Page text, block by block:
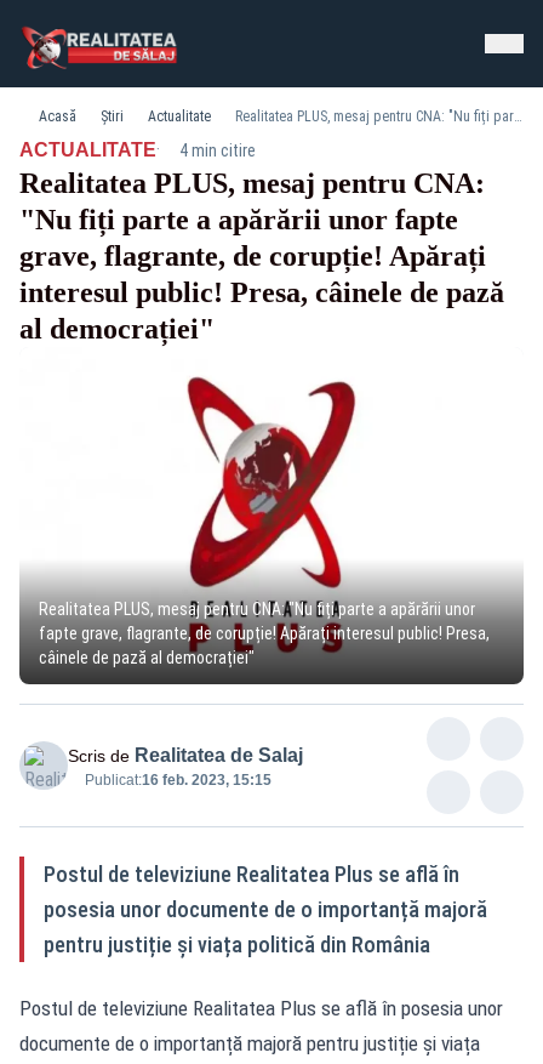
Acasă Știri Actualitate Realitatea PLUS, mesaj pentru CNA: "Nu fiți parte a apărării unor fapte grave, flagrante, de corupție! Apărați interesul public! Presa, câinele de pază al democrației"
ACTUALITATE· 4 min citire
Realitatea PLUS, mesaj pentru CNA:
"Nu fiți parte a apărării unor fapte
grave, flagrante, de corupție! Apărați
interesul public! Presa, câinele de pază
al democrației"
Realitatea PLUS, mesaj pentru CNA: "Nu fiți parte a apărării unor
fapte grave, flagrante, de corupție! Apărați interesul public! Presa,
câinele de pază al democrației"
Scris de Realitatea de Salaj
Publicat:16 feb. 2023, 15:15
Postul de televiziune Realitatea Plus se află în
posesia unor documente de o importanță majoră
pentru justiție și viața politică din România
Postul de televiziune Realitatea Plus se află în posesia unor
documente de o importanță majoră pentru justiție și viața